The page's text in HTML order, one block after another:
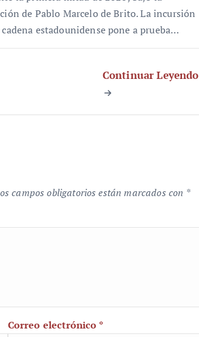
de Pablo Marcelo de Brito. La incursión
cadena estadounidense pone a prueba…
Continuar Leyendo
campos obligatorios están marcados con *
Correo electrónico *